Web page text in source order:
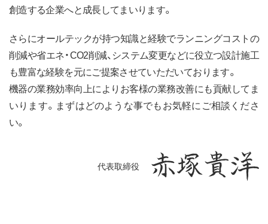
創造する企業へと成長してまいります。
さらにオールテックが持つ知識と経験でランニングコストの
削減や省エネ・CO2削減、システム変更などに役立つ設計施工
も豊富な経験を元にご提案させていただいております。
機器の業務効率向上によりお客様の業務改善にも貢献してま
いります。まずはどのような事でもお気軽にご相談くださ
い。
代表取締役